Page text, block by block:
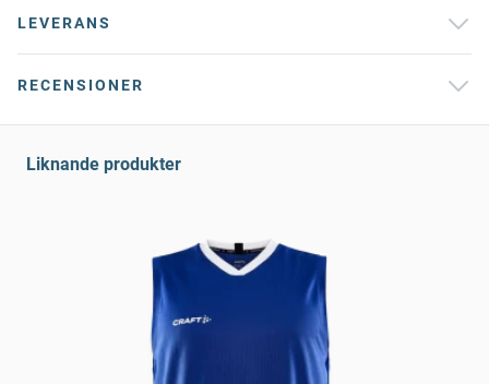
LEVERANS
RECENSIONER
Liknande produkter